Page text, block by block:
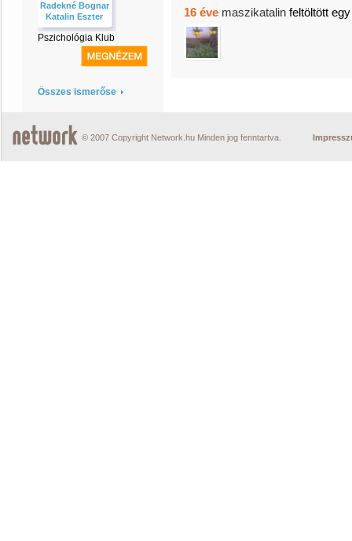
Radekné Bognar
Katalin Eszter
Pszichológia Klub
Összes ismerőse
16 éve maszikatalin feltöltött
© 2007 Copyright Network.hu Minden jog fenntartva.